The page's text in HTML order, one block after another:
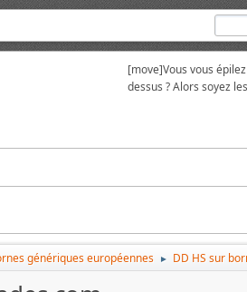
[move]Vous vous
dessus ? Alors soyez
génériques européennes ► DD HS sur